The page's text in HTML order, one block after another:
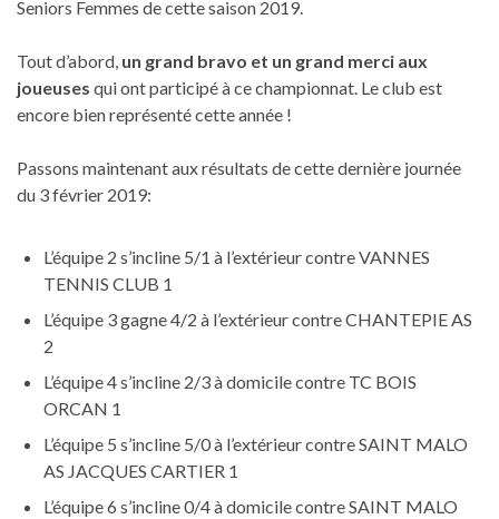
Seniors Femmes de cette saison 2019.
Tout d’abord, un grand bravo et un grand merci aux
joueuses qui ont participé à ce championnat. Le club est
encore bien représenté cette année !
Passons maintenant aux résultats de cette dernière journée
du 3 février 2019:
L’équipe 2 s’incline 5/1 à l’extérieur contre VANNES
TENNIS CLUB 1
L’équipe 3 gagne 4/2 à l’extérieur contre CHANTEPIE AS
2
L’équipe 4 s’incline 2/3 à domicile contre TC BOIS
ORCAN 1
L’équipe 5 s’incline 5/0 à l’extérieur contre SAINT MALO
AS JACQUES CARTIER 1
L’équipe 6 s’incline 0/4 à domicile contre SAINT MALO